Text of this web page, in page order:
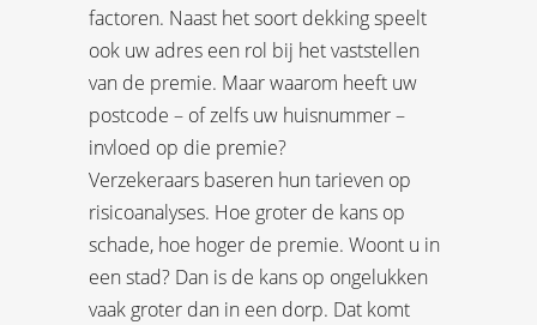
factoren. Naast het soort dekking speelt
ook uw adres een rol bij het vaststellen
van de premie. Maar waarom heeft uw
postcode – of zelfs uw huisnummer –
invloed op die premie?
Verzekeraars baseren hun tarieven op
risicoanalyses. Hoe groter de kans op
schade, hoe hoger de premie. Woont u in
een stad? Dan is de kans op ongelukken
vaak groter dan in een dorp. Dat komt